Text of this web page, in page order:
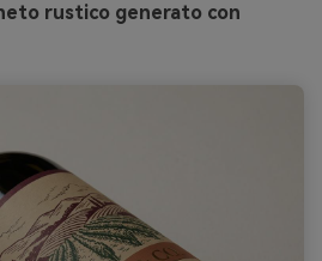
rustico generato con